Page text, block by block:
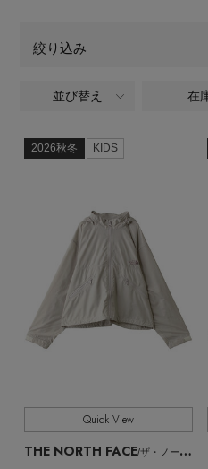
キッズパーティー
マザーズバッグ・ポーチ
スタイ・ビブ
帽子
シューズ・ソックス
ホームグッズ・玩具
BRAND NEWS
HOT STYLE
メルマガ PICKUP
絞り込み
商品タイプ
CATEGORY
販売状況
並び替え 在
2026秋冬 KIDS
Quick View
THE NORTH FACE/ザ・ノース・フェイス